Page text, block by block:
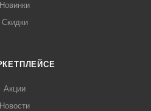
Новинки
Скидки
Акции
Новости